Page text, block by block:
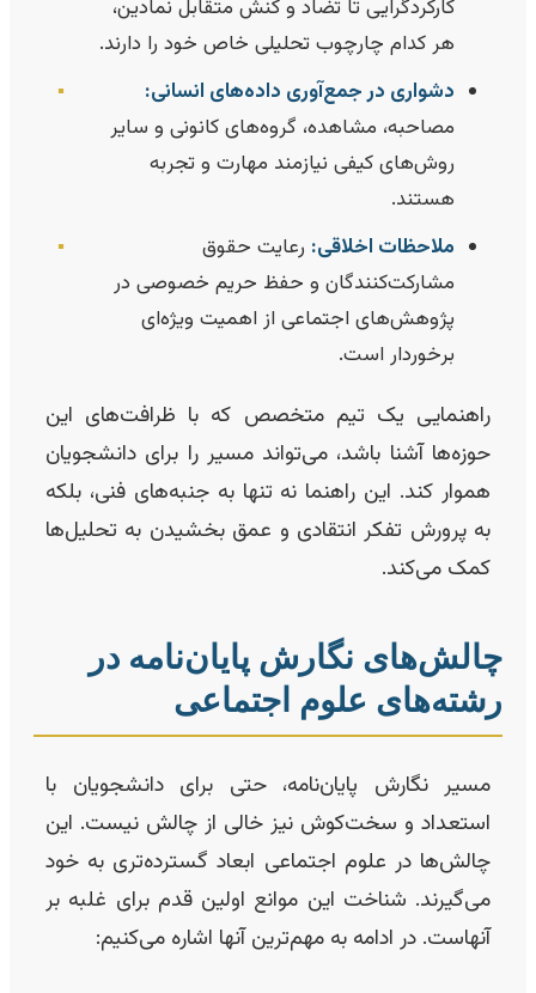
کارکردگرایی تا تضاد و کنش متقابل نمادین،
هر کدام چارچوب تحلیلی خاص خود را دارند.
دشواری در جمع‌آوری داده‌های انسانی:
مصاحبه، مشاهده، گروه‌های کانونی و سایر
روش‌های کیفی نیازمند مهارت و تجربه
هستند.
ملاحظات اخلاقی:رعایت حقوق
مشارکت‌کنندگان و حفظ حریم خصوصی در
پژوهش‌های اجتماعی از اهمیت ویژه‌ای
برخوردار است.
راهنمایی یک تیم متخصص که با ظرافت‌های این
حوزه‌ها آشنا باشد، می‌تواند مسیر را برای دانشجویان
هموار کند. این راهنما نه تنها به جنبه‌های فنی، بلکه
به پرورش تفکر انتقادی و عمق بخشیدن به تحلیل‌ها
کمک می‌کند.
نگارش پایان‌نامه در
علوم اجتماعی
مسیر نگارش پایان‌نامه، حتی برای دانشجویان با
استعداد و سخت‌کوش نیز خالی از چالش نیست. این
چالش‌ها در علوم اجتماعی ابعاد گسترده‌تری به خود
می‌گیرند. شناخت این موانع اولین قدم برای غلبه بر
آنهاست. در ادامه به مهم‌ترین آنها اشاره می‌کنیم: